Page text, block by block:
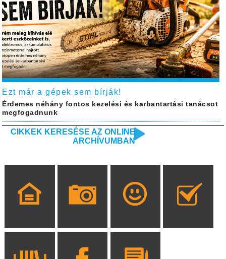
Ezt már a gépek sem bírják!
Érdemes néhány fontos kezelési és karbantartási tanácsot
megfogadnunk
CIKKEK KERESÉSE AZ ONLINE
ARCHÍVUMBAN